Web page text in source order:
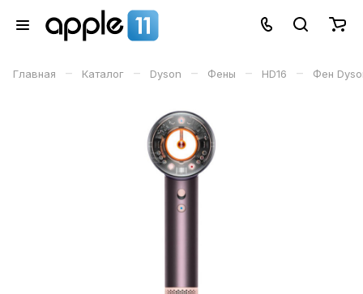
Главная – Каталог – Dyson – Фены – HD16 – Фен